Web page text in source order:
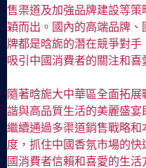
售渠道及加強品牌建設等
穎而出。國內的高端品牌
牌都是晗旎的潛在競爭對
吸引中國消費者的關注和喜
隨著晗旎大中華區全面拓
諧與高品質生活的美麗盛
繼續通過多渠道銷售戰略
度，抓住中國香氛市場的
國消費者信賴和喜愛的生活